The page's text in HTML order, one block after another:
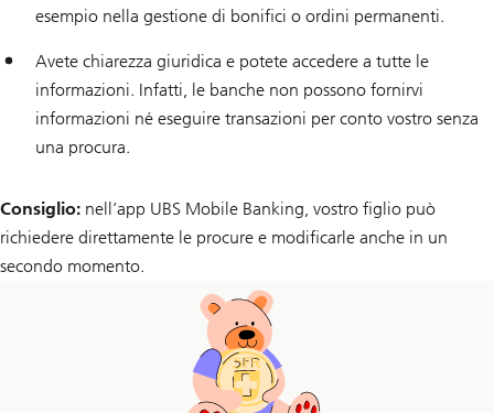
esempio nella gestione di bonifici o ordini permanenti.
Avete chiarezza giuridica e potete accedere a tutte le
informazioni. Infatti, le banche non possono fornirvi
informazioni né eseguire transazioni per conto vostro senza
una procura.
Consiglio: nell’app UBS Mobile Banking, vostro figlio può
richiedere direttamente le procure e modificarle anche in un
secondo momento.